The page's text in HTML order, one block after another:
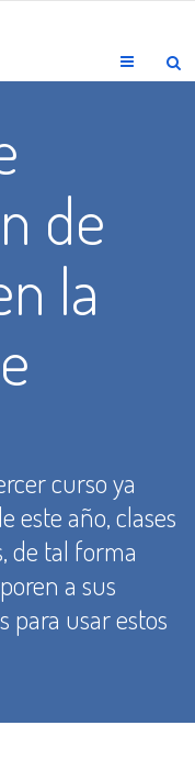
Menu
de
la
curso ya
este año, clases
de tal forma
a sus
para usar estos